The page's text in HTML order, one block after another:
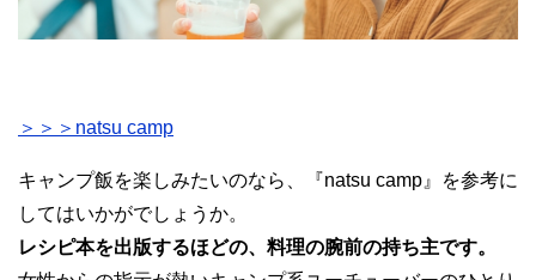
＞＞＞natsu camp
キャンプ飯を楽しみたいのなら、『natsu camp』を参考に
してはいかがでしょうか。
レシピ本を出版するほどの、料理の腕前の持ち主です。